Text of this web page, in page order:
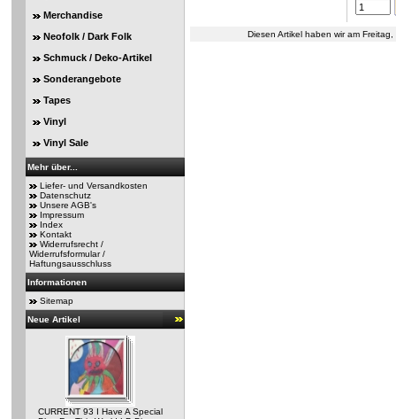
Merchandise
Neofolk / Dark Folk
Schmuck / Deko-Artikel
Sonderangebote
Tapes
Vinyl
Vinyl Sale
Mehr über...
Liefer- und Versandkosten
Datenschutz
Unsere AGB's
Impressum
Index
Kontakt
Widerrufsrecht /
Widerrufsformular /
Haftungsausschluss
Informationen
Sitemap
Neue Artikel
CURRENT 93 I Have A Special
Diesen Artikel haben wir am